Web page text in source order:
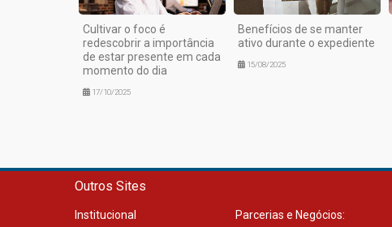
Cultivar o foco é
redescobrir a importância
de estar presente em cada
momento do dia
17/10/2025
Benefícios de se manter
ativo durante o expediente
15/08/2025
Outros Sites
Institucional
Parcerias e Negócios: